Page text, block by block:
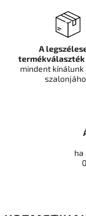
A
termékválaszték
mindent kínálunk
ha